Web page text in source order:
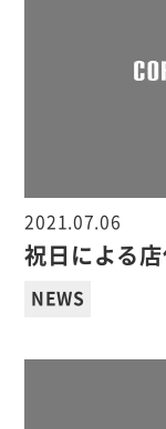
2021.07.06
祝日による
NEWS